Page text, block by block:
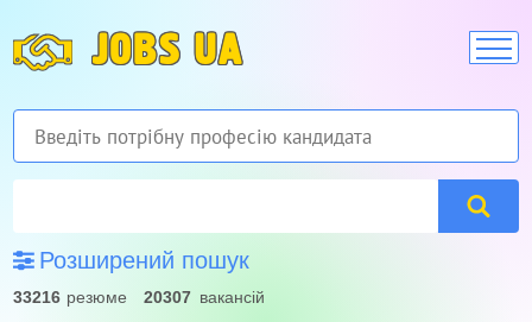
JOBS UA
Розширений пошук
33216 резюме 20307 вакансій